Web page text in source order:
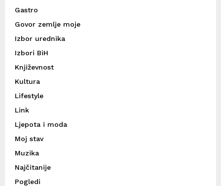
Gastro
Govor zemlje moje
Izbor urednika
Izbori BiH
Književnost
Kultura
Lifestyle
Link
Ljepota i moda
Moj stav
Muzika
Najčitanije
Pogledi